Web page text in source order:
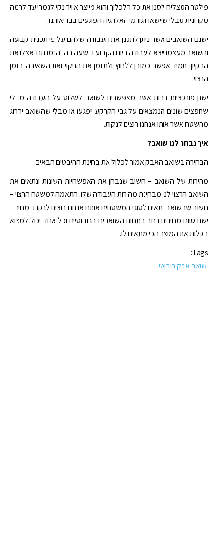
פילטר המצליח לסנן את כל הלכלוך והוא מייצר אוויר נקי לגמרי עד לרמה
מקרונית מבלי שיישארו גורמי האלרגיה הפוגעים בבריאותנו.
ישנם השואבים אשר ניתן לתכנן את העבודה שלהם על פי תכנית קבועה
והשואב מעצמו ייצא לעבודה ביום הקבוע ובשעה בה 'הזמנתם' אצלו את
הניקיון. תמיד אפשר כמובן ללחוץ ולתזמן את הניקוי ואת השאיבה בזמן
הרצוי.
ישנן פונקציות רבות אשר מאפשרים לשואב לשלוט על העבודה מבלי
שחפצים שונים הנמצאים על גבי הקרקע ייפגעו או מבלי שהשואב יחרוג
מהשטח אשר אותו אנחנו רוצים לנקות.
איך נבחר לנו שואב?
הבחירה בשואב האבק אמור לכלול את בחינת ההיבטים הבאים:
מהירות של השואב – חשוב שנבחן את האפשרויות השונות ונתאים את
השואב הרצוי לנו מבחינת מהירות העבודה שלו. התאמה למשטח הרצוי –
חשוב שהשואב יתאים לסוגי המשטחים אותם אנחנו רוצים לנקות. מחיר –
ישנו טווח מחירים רחב בתחום השואבים הרובוטיים וכל אחד יכול למצוא
בקלות את המוצר הכי מתאים לו.
Tags:
שואב אבק רובוטי